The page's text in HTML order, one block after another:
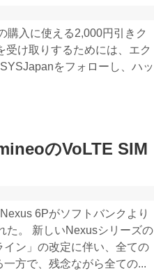
購入に使える2,000円引きク
受け取りするためには、エク
をフォローし、ハッ
のVoLTE SIM
6Pがソフトバンクより
た。 新しいNexusシリーズの
ン」の改定に伴い、全ての
方で、残念ながら全ての...